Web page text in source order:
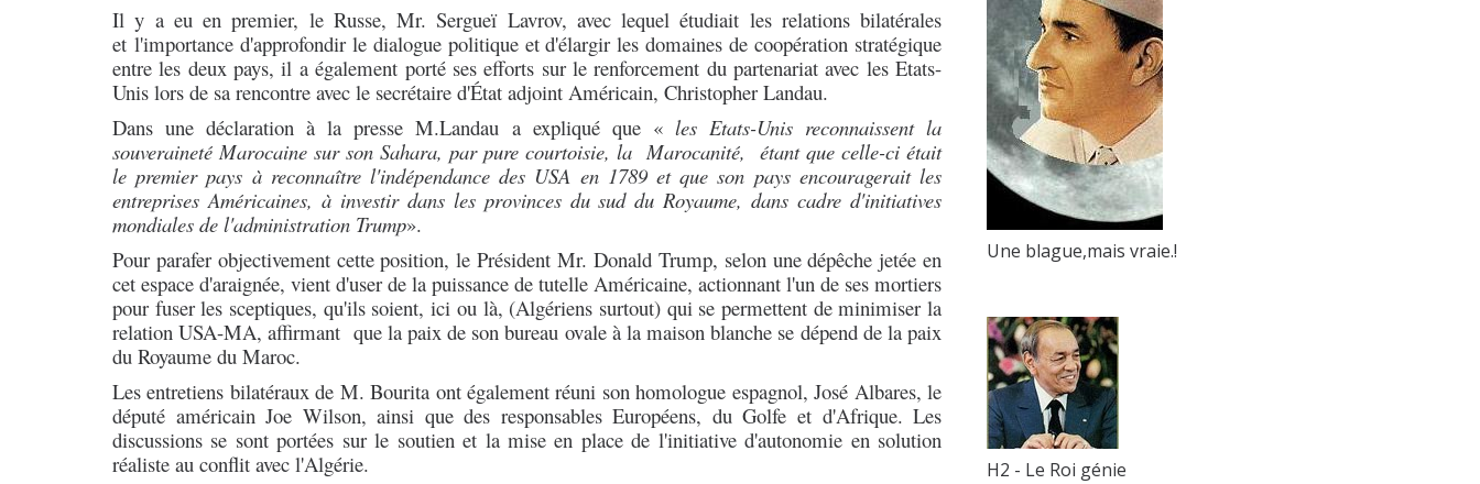
Il y a eu en premier, le Russe, Mr. Sergueï Lavrov, avec lequel étudiait les relations bilatérales
et l'importance d'approfondir le dialogue politique et d'élargir les domaines de coopération stratégique
entre les deux pays, il a également porté ses efforts sur le renforcement du partenariat avec les Etats-
Unis lors de sa rencontre avec le secrétaire d'État adjoint Américain, Christopher Landau.
Dans une déclaration à la presse M.Landau a expliqué que « les Etats-Unis reconnaissent la
souveraineté Marocaine sur son Sahara, par pure courtoisie, la Marocanité, étant que celle-ci était
le premier pays à reconnaître l'indépendance des USA en 1789 et que son pays encouragerait les
entreprises Américaines, à investir dans les provinces du sud du Royaume, dans cadre d'initiatives
mondiales de l'administration Trump».
Pour paraferobjectivement cette position, le Président Mr. Donald Trump, selon une dépêche jetée en
cet espace d'araignée, vient d'user de la puissance de tutelle Américaine, actionnant l'un de ses mortiers
pour fuser les sceptiques, qu'ils soient, ici ou là, (Algériens surtout) qui se permettent de minimiser la
relation USA-MA, affirmant que la paix de son bureau ovale à la maison blanche se dépend de la paix
du Royaume du Maroc.
Les entretiens bilatéraux de M. Bourita ont également réuni son homologue espagnol, José Albares, le
député américain Joe Wilson, ainsi que des responsables Européens, du Golfe et d'Afrique. Les
discussions se sont portées sur le soutien et la mise en place de l'initiative d'autonomie en solution
réaliste au conflit avec l'Algérie.
Une blague,mais vraie.!
H2 - Le Roi génie